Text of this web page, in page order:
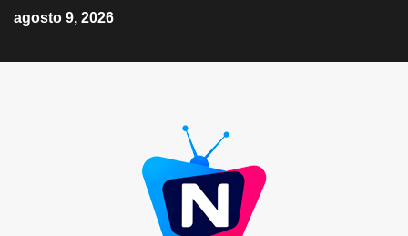
agosto 9, 2026